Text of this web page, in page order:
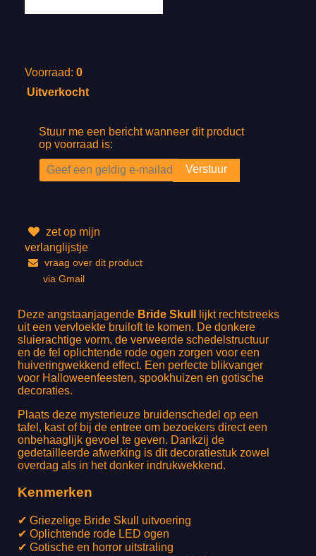
Voorraad: 0
Uitverkocht
Stuur me een bericht wanneer dit product
op voorraad is:
zet op mijn
verlanglijstje
vraag over dit product
via Gmail
Deze angstaanjagende Bride Skull
lijkt rechtstreeks
uit een vervloekte bruiloft te komen. De donkere
sluierachtige vorm, de verweerde schedelstructuur
en de fel oplichtende rode ogen zorgen voor een
huiveringwekkend effect. Een perfecte blikvanger
voor Halloweenfeesten, spookhuizen en gotische
decoraties.
Plaats deze mysterieuze bruidenschedel op een
tafel, kast of bij de entree om bezoekers direct een
onbehaaglijk gevoel te geven. Dankzij de
gedetailleerde afwerking is dit decoratiestuk zowel
overdag als in het donker indrukwekkend.
Kenmerken
✔ Griezelige Bride Skull uitvoering
✔ Oplichtende rode LED ogen
✔ Gotische en horror uitstraling